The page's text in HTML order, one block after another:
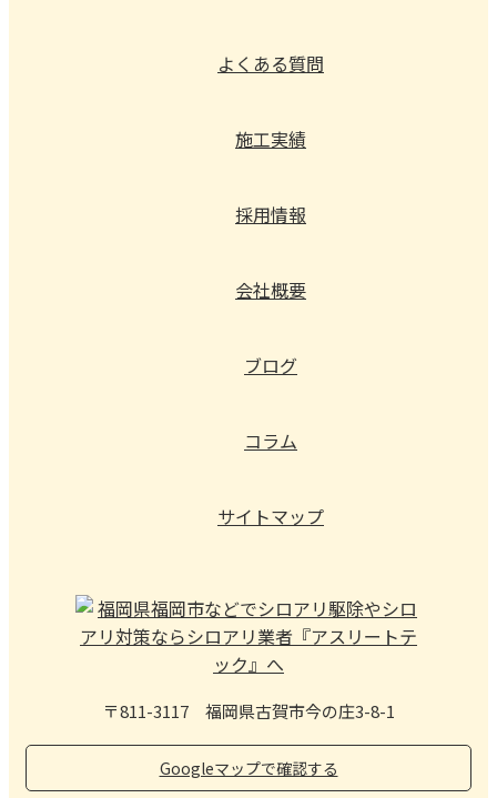
よくある質問
施工実績
採用情報
会社概要
ブログ
コラム
サイトマップ
〒811-3117 福岡県古賀市今の庄3-8-1
Googleマップで確認する